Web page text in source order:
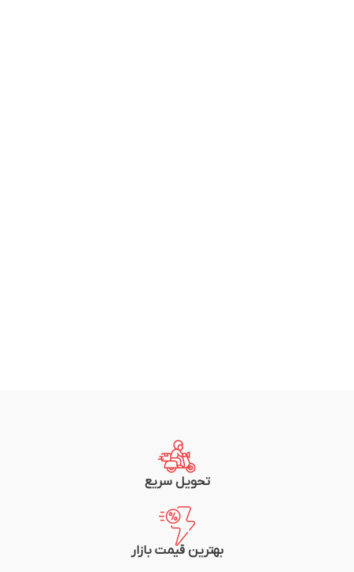
تحویل سریع
بهترین قیمت بازار